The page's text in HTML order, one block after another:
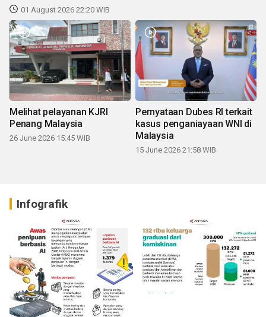
01 August 2026 22:20 WIB
Melihat pelayanan KJRI
Penang Malaysia
26 June 2026 15:45 WIB
Pernyataan Dubes RI terkait
kasus penganiayaan WNI di
Malaysia
15 June 2026 21:58 WIB
Infografik